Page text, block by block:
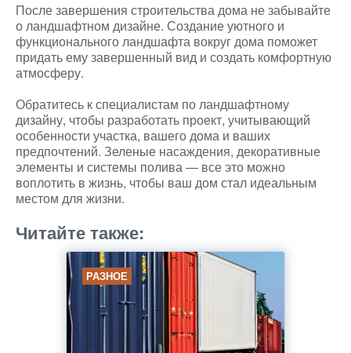
После завершения строительства дома не забывайте
о ландшафтном дизайне. Создание уютного и
функционального ландшафта вокруг дома поможет
придать ему завершенный вид и создать комфортную
атмосферу.
Обратитесь к специалистам по ландшафтному
дизайну, чтобы разработать проект, учитывающий
особенности участка, вашего дома и ваших
предпочтений. Зеленые насаждения, декоративные
элементы и системы полива — все это можно
воплотить в жизнь, чтобы ваш дом стал идеальным
местом для жизни.
Читайте также:
РАЗНОЕ